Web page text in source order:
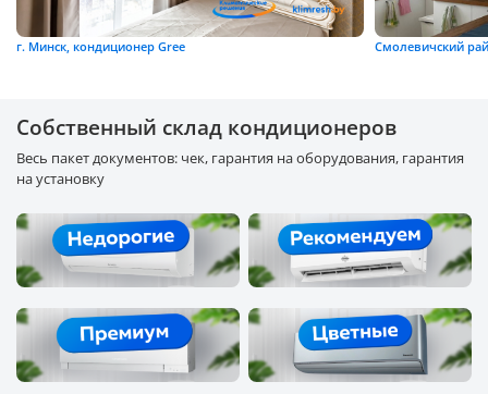
г. Минск, кондиционер Gree Смолевичский
Собственный склад кондиционеров
Весь пакет документов: чек, гарантия на оборудования, гарантия
на установку